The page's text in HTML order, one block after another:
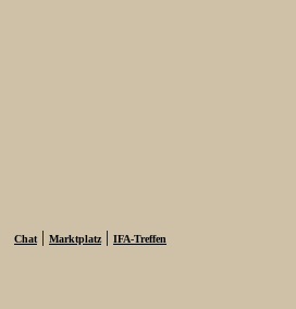
Chat | Marktplatz| IFA-Treffen